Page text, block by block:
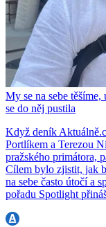
My se na sebe
se do něj pustila
Když deník
Portlíkem a Terezou
pražského primátora,
Cílem bylo zjistit, jak
na sebe často útočí a
pořadu Spotlight